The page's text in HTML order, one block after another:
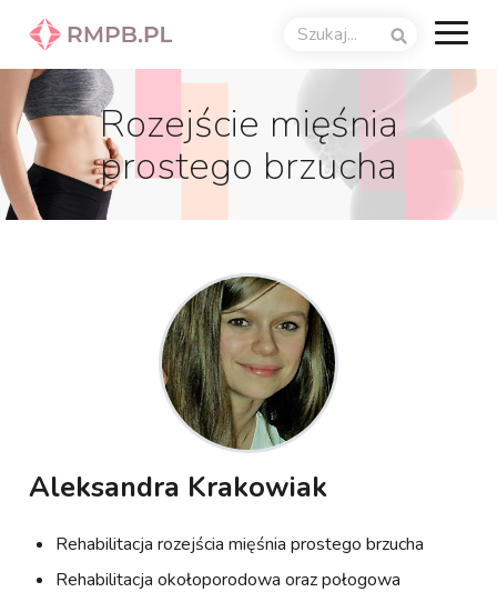
Rozejście mięśnia
prostego brzucha
Aleksandra Krakowiak
Rehabilitacja rozejścia mięśnia prostego brzucha
Rehabilitacja okołoporodowa oraz połogowa